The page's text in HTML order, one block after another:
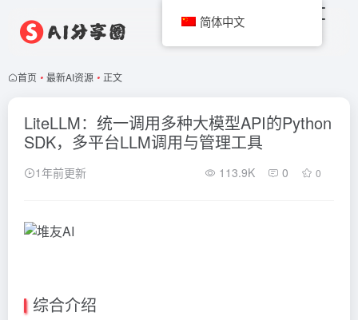
首页 • 最新AI资源 • 正文
LiteLLM：统一调用多种大模型API的Python
SDK，多平台LLM调用与管理工具
1年前更新 113.9K 0 0
综合介绍
简体中文